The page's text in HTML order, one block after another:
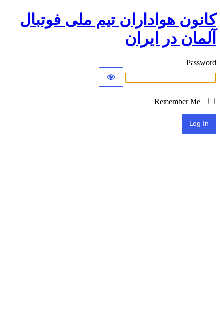
کانون هواداران تیم ملی فوتبال
آلمان در ایران
Password
Remember Me